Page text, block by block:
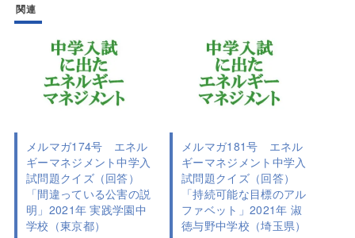
関連
メルマガ174号 エネル
ギーマネジメント中学入
試問題クイズ（回答）
「間違っている公害の説
明」2021年 実践学園中
学校（東京都）
メルマガ181号 エネル
ギーマネジメント中学入
試問題クイズ（回答）
「持続可能な目標のアル
ファベット」2021年 淑
徳与野中学校（埼玉県）